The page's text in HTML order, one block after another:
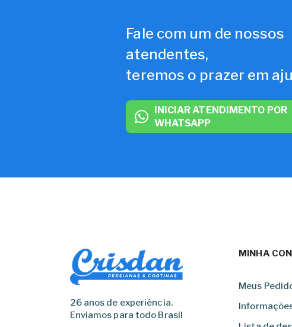
Fale com um de nossos
atendentes,
teremos o prazer em
INICIAR ATENDIMENTO POR
WHATSAPP
26 anos de experiência.
Enviamos para todo Brasil
MINHA
Meus